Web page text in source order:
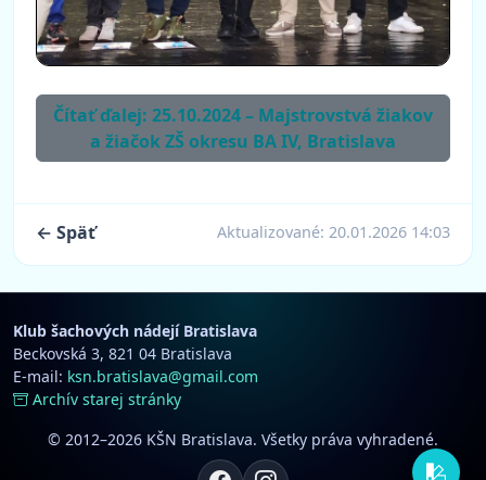
Čítať ďalej: 25.10.2024 – Majstrovstvá žiakov
a žiačok ZŠ okresu BA IV, Bratislava
← Späť Aktualizované: 20.01.2026 14:03
Klub šachových nádejí Bratislava
Beckovská 3, 821 04 Bratislava
E-mail: ksn.bratislava@gmail.com
Archív starej stránky
© 2012–2026 KŠN Bratislava. Všetky práva vyhradené.